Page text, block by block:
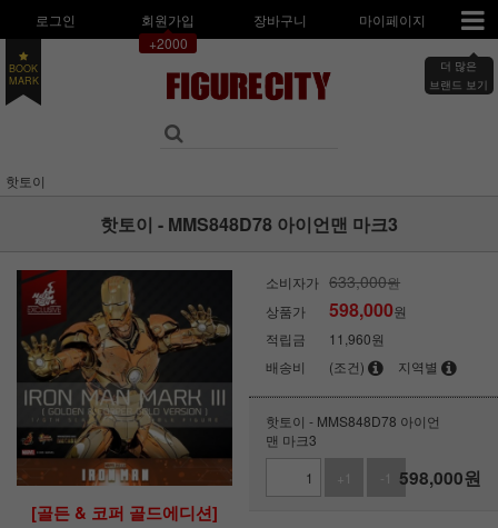
로그인
회원가입
+2000
장바구니 마이페이지
더 많은
브랜드 보기
BOOK
MARK
핫토이
핫토이 - MMS848D78 아이언맨 마크3
[골든 & 코퍼 골드에디션]
소비자가 633,000원
상품가
598,000원
적립금
11,960원
배송비
(조건) 지역별
핫토이 - MMS848D78 아이언
맨 마크3
+1
-1 598,000원